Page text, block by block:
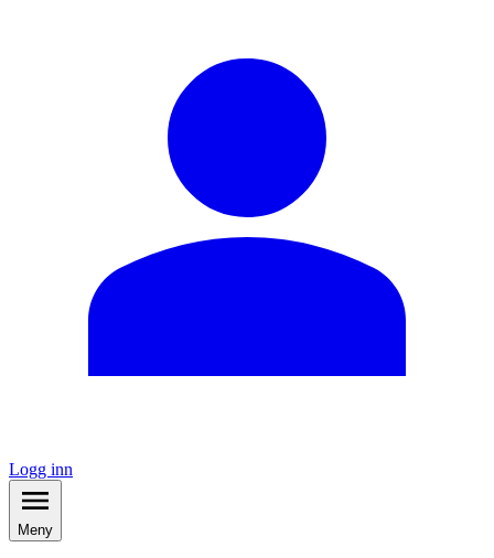
Logg inn
Meny